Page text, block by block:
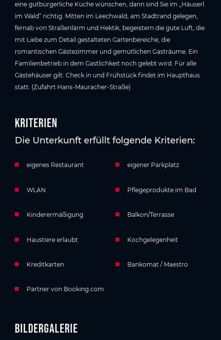
eine gutbürgerliche Küche wünschen, dann sind Sie im „Häuserl
im Wald“ richtig. Mitten im Leechwald, am Stadtrand gelegen,
fernab von Straßenlärm und Hektik, begeistern die gute Luft, die
mit Liebe zum Detail gestalteten Gartenbereiche, die
romantischen Gästezimmer und gemütlichen Gasträume. Ein
Familienbetrieb in dem Gastlichkeit noch gelebt wird. Für alle
Gästehäuser gilt: Check in und Frühstück findet im Haupthaus
statt. (Zufahrt Hans-Mauracher-Straße)
Kriterien
Die Unterkunft erfüllt folgende Kriterien:
eigenes Restaurant eigener Parkplatz
WLAN Pflegeprodukte im Bad
Kinderermäßigung Balkon/Terrasse
Haustiere erlaubt Kochgelegenheit
Kreditkarten Bankomat / Maestro
Partner von Booking.com
Bildergalerie